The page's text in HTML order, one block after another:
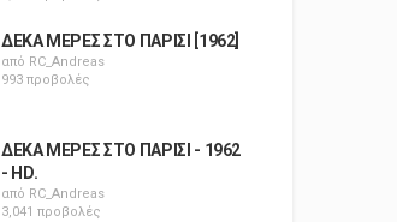
ΔΕΚΑ ΜΕΡΕΣ ΣΤΟ ΠΑΡΙΣΙ [1962]
από RC_Andreas
993 προβολές
ΔΕΚΑ ΜΕΡΕΣ ΣΤΟ ΠΑΡΙΣΙ - 1962
- HD.
από RC_Andreas
3,041 προβολές